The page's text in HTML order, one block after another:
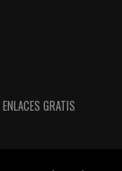
GRATIS